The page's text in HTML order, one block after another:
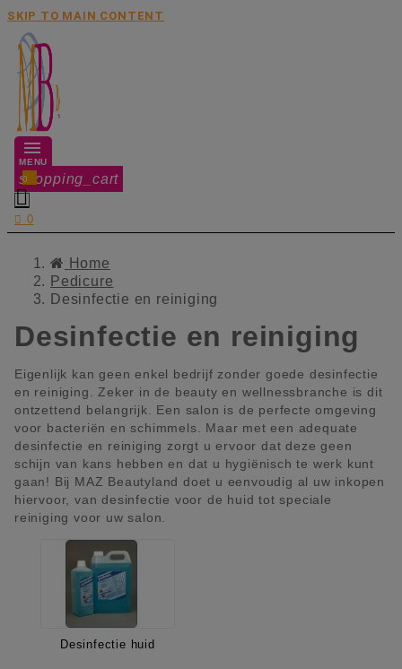
SKIP TO MAIN CONTENT
MENU
shopping_cart
0

 0
Home
Pedicure
Desinfectie en reiniging
Desinfectie en reiniging
Eigenlijk kan geen enkel bedrijf zonder goede desinfectie
en reiniging. Zeker in de beauty en wellnessbranche is dit
ontzettend belangrijk. Een salon is de perfecte omgeving
voor bacteriën en schimmels. Maar met een adequate
desinfectie en reiniging zorgt u ervoor dat deze geen
schijn van kans hebben en dat u hygiënisch te werk kunt
gaan! Bij MAZ Beautyland doet u eenvoudig al uw inkopen
hiervoor, van desinfectie voor de huid tot speciale
reiniging voor uw salon.
Desinfectie huid